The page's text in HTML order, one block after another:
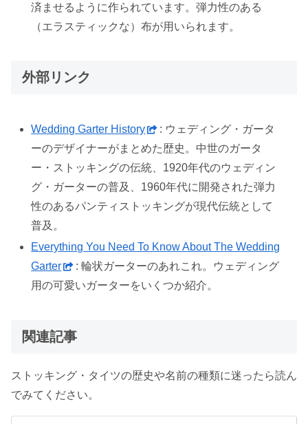
済ませるように作られています。弾力性のある
（エラスティックな）布が用いられます。
外部リンク
Wedding Garter History
: ウェディング・ガータ
ーのデザイナーがまとめた歴史。中世のガータ
ー・ストッキングの伝統、1920年代のウェディン
グ・ガーターの普及、1960年代に開発された弾力
性のあるパンティストッキングが現代伝統として
普及。
Everything You Need To Know About The Wedding
Garter
: 輪状ガーターのあれこれ。ウェディング
用の可愛いガーターをいくつか紹介。
関連記事
ストッキング・タイツの歴史や名前の種類に迷ったら読ん
でみてください。